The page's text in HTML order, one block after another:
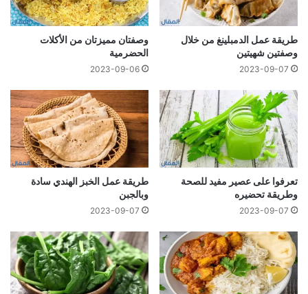
طريقة عمل الدمبلينغ من خلال
وصفتين شهيتين
2023-09-07
وصفتان مميزتان من الأكلات
الحضرمية
2023-09-06
تعرفوا على عصير مفيد للصحة
وطريقة تحضيره
2023-09-07
طريقة عمل الخبز الهندي سادة
وبالجبن
2023-09-07